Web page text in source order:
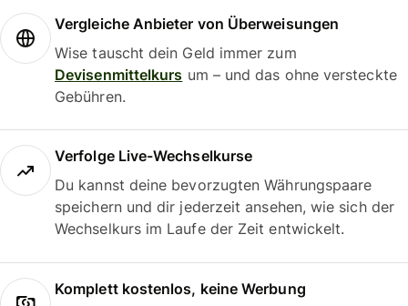
Vergleiche Anbieter von Überweisungen
Wise tauscht dein Geld immer zum
Devisenmittelkurs um – und das ohne versteckte
Gebühren.
Verfolge Live-Wechselkurse
Du kannst deine bevorzugten Währungspaare
speichern und dir jederzeit ansehen, wie sich der
Wechselkurs im Laufe der Zeit entwickelt.
Komplett kostenlos, keine Werbung